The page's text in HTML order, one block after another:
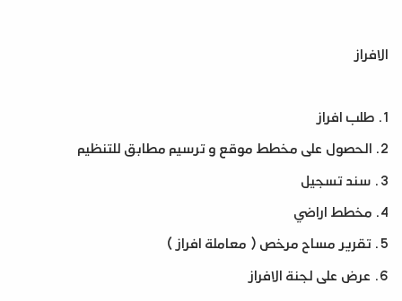
الافراز
1. طلب افراز
2. الحصول على مخطط موقع و ترسيم مطابق للتنظيم
3. سند تسجيل
4. مخطط اراضي
5. تقرير مساح مرخص ( معاملة افراز )
6. عرض على لجنة الافراز